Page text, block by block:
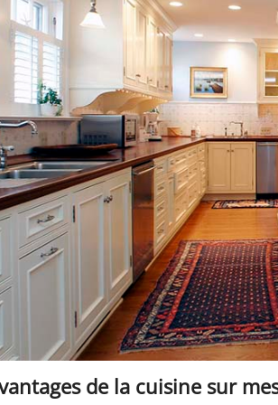
de la cuisine sur